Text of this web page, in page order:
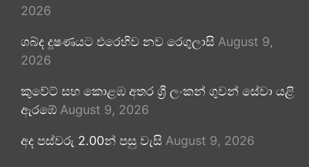
2026
ශබ්ද දූෂණයට එරෙහිව නව රෙගුලාසි August 9,
2026
කුවේට් සහ කොළඹ අතර ශ්‍රී ලංකන් ගුවන් සේවා යළි
ඇරඹේ August 9, 2026
අද පස්වරු 2.00න් පසු වැසි August 9, 2026